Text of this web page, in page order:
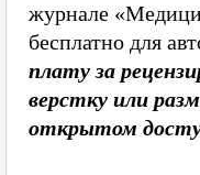
журнале
бесплатно для
плату за
верстку или
открытом